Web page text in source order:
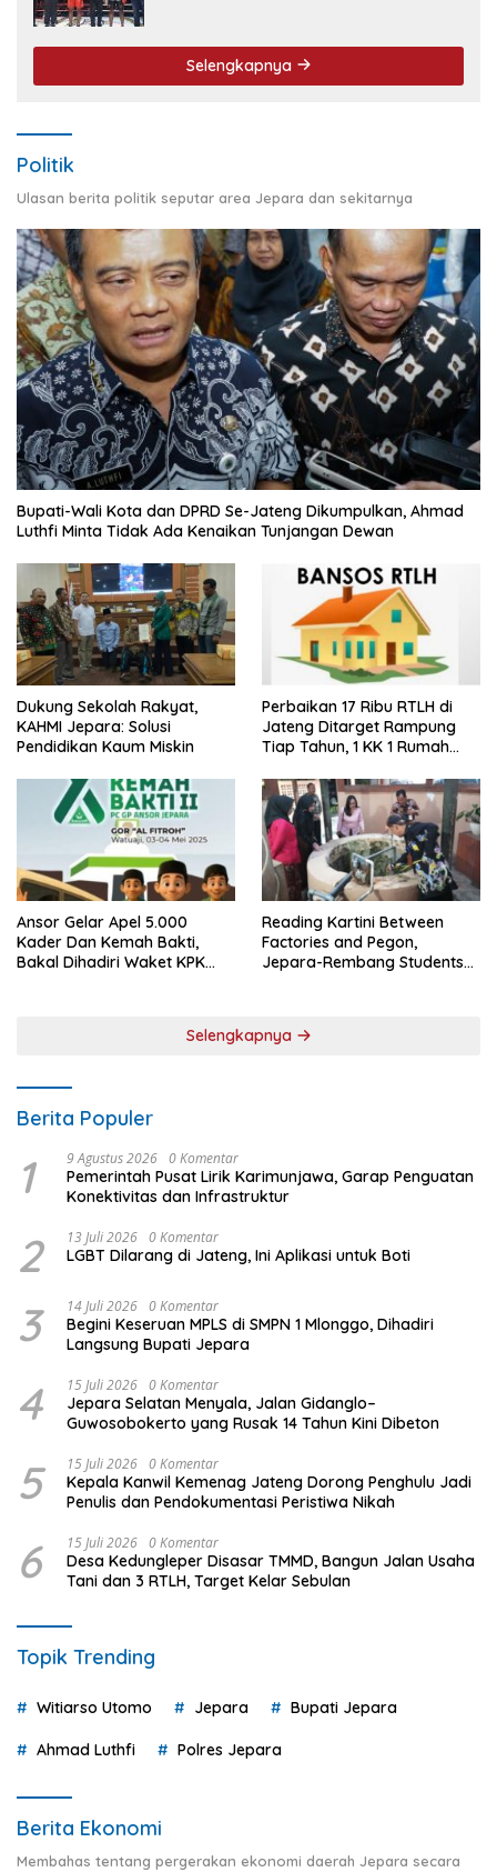
Selengkapnya
Politik
Ulasan berita politik seputar area Jepara dan sekitarnya
Bupati-Wali Kota dan DPRD Se-Jateng Dikumpulkan, Ahmad
Luthfi Minta Tidak Ada Kenaikan Tunjangan Dewan
Dukung Sekolah Rakyat,
KAHMI Jepara: Solusi
Pendidikan Kaum Miskin
Perbaikan 17 Ribu RTLH di
Jateng Ditarget Rampung
Tiap Tahun, 1 KK 1 Rumah
Ansor Gelar Apel 5.000
Kader Dan Kemah Bakti,
Bakal Dihadiri Waket KPK
Reading Kartini Between
Factories and Pegon,
Jepara-Rembang Students
Selengkapnya
Berita Populer
1 9 Agustus 2026 0 Komentar
Pemerintah Pusat Lirik Karimunjawa, Garap Penguatan
Konektivitas dan Infrastruktur
2 13 Juli 2026 0 Komentar
LGBT Dilarang di Jateng, Ini Aplikasi untuk Boti
3 14 Juli 2026 0 Komentar
Begini Keseruan MPLS di SMPN 1 Mlonggo, Dihadiri
Langsung Bupati Jepara
4 15 Juli 2026 0 Komentar
Jepara Selatan Menyala, Jalan Gidanglo–
Guwosobokerto yang Rusak 14 Tahun Kini Dibeton
5 15 Juli 2026 0 Komentar
Kepala Kanwil Kemenag Jateng Dorong Penghulu Jadi
Penulis dan Pendokumentasi Peristiwa Nikah
6 15 Juli 2026 0 Komentar
Desa Kedungleper Disasar TMMD, Bangun Jalan Usaha
Tani dan 3 RTLH, Target Kelar Sebulan
Topik Trending
Witiarso Utomo Jepara Bupati Jepara
Ahmad Luthfi Polres Jepara
Berita Ekonomi
Membahas tentang pergerakan ekonomi daerah Jepara secara